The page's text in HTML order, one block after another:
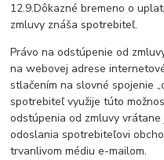
12.9.Dôkazné bremeno o
zmluvy znáša spotrebiteľ.
Právo na odstúpenie od
na webovej adrese
stlačením na slovné spojenie
spotrebiteľ využije túto
odstúpenia od zmluvy
odoslania spotrebiteľovi
trvanlivom médiu e-mailom.